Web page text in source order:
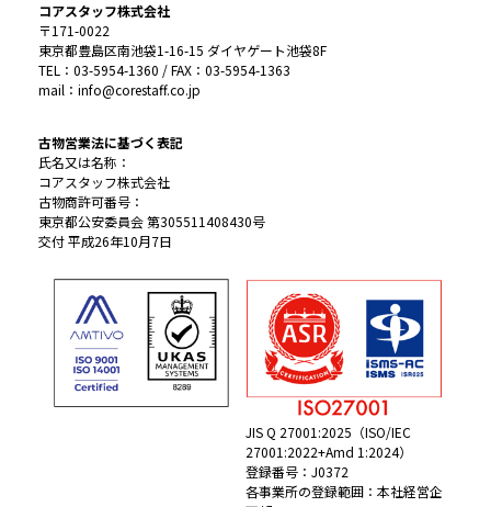
コアスタッフ株式会社
〒171-0022
東京都豊島区南池袋1-16-15 ダイヤゲート池袋8F
TEL：03-5954-1360 / FAX：03-5954-1363
mail：info@corestaff.co.jp
古物営業法に基づく表記
氏名又は名称：
コアスタッフ株式会社
古物商許可番号：
東京都公安委員会 第305511408430号
交付 平成26年10月7日
JIS Q 27001:2025（ISO/IEC
27001:2022+Amd 1:2024）
登録番号：J0372
各事業所の登録範囲：本社経営企